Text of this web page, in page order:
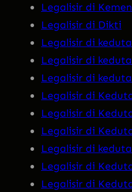
Legalisir di
Legalisir di Dikti
Legalisir di
Legalisir di
Legalisir di
Legalisir di
Legalisir di
Legalisir di
Legalisir di
Legalisir di
Legalisir di